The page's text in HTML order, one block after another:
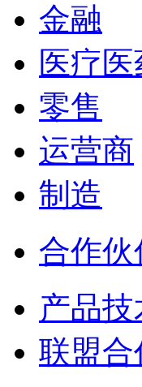
金融
医疗医
零售
运营商
制造
合作伙
产品
联盟